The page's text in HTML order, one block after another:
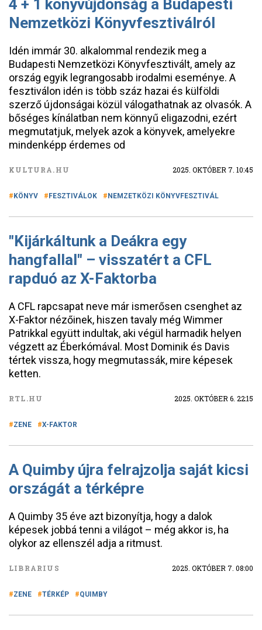
4 + 1 könyvújdonság a Budapesti
Nemzetközi Könyvfesztiválról
Idén immár 30. alkalommal rendezik meg a
Budapesti Nemzetközi Könyvfesztivált, amely az
ország egyik legrangosabb irodalmi eseménye. A
fesztiválon idén is több száz hazai és külföldi
szerző újdonságai közül válogathatnak az olvasók. A
bőséges kínálatban nem könnyű eligazodni, ezért
megmutatjuk, melyek azok a könyvek, amelyekre
mindenképp érdemes od
KULTURA.HU 2025. OKTÓBER 7. 10:45
KÖNYV FESZTIVÁLOK NEMZETKÖZI KÖNYVFESZTIVÁL
"Kijárkáltunk a Deákra egy
hangfallal" – visszatért a CFL
rapduó az X-Faktorba
A CFL rapcsapat neve már ismerősen csenghet az
X-Faktor nézőinek, hiszen tavaly még Wimmer
Patrikkal együtt indultak, aki végül harmadik helyen
végzett az Éberkómával. Most Dominik és Davis
tértek vissza, hogy megmutassák, mire képesek
ketten.
RTL.HU 2025. OKTÓBER 6. 22:15
ZENE X-FAKTOR
A Quimby újra felrajzolja saját kicsi
országát a térképre
A Quimby 35 éve azt bizonyítja, hogy a dalok
képesek jobbá tenni a világot – még akkor is, ha
olykor az ellenszél adja a ritmust.
LIBRARIUS 2025. OKTÓBER 7. 08:00
ZENE TÉRKÉP QUIMBY